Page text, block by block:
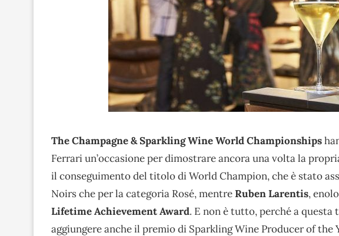
The Champagne & Sparkling Wine World Championships
Ferrari un’occasione per dimostrare ancora una volta la
il conseguimento del titolo di World Champion, che è stato
Noirs che per la categoria Rosé, mentreRuben Larentis,
Lifetime Achievement Award. E non è tutto, perché a
aggiungere anche il premio di Sparkling Wine Producer of the